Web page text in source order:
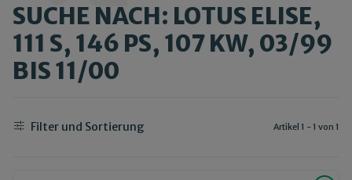
SUCHE NACH: LOTUS ELISE,
111 S, 146 PS, 107 KW, 03/99
BIS 11/00
Filter und Sortierung Artikel 1 - 1 von 1